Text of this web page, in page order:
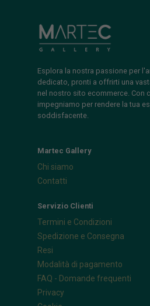
Esplora la nostra passione per
dedicato, pronti a offrirti una
nel nostro sito ecommerce. Con
impegniamo per rendere la tua
soddisfacente.
Martec Gallery
Chi siamo
Contatti
Servizio Clienti
Termini e Condizioni
Spedizione e Consegna
Resi
Modalità di pagamento
FAQ - Domande frequenti
Privacy